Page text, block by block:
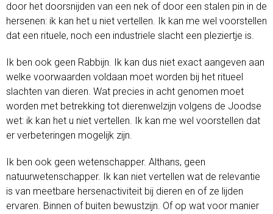
door het doorsnijden van een nek of door een stalen pin in de
hersenen: ik kan het u niet vertellen. Ik kan me wel voorstellen
dat een rituele, noch een industriele slacht een pleziertje is.
Ik ben ook geen Rabbijn. Ik kan dus niet exact aangeven aan
welke voorwaarden voldaan moet worden bij het ritueel
slachten van dieren. Wat precies in acht genomen moet
worden met betrekking tot dierenwelzijn volgens de Joodse
wet: ik kan het u niet vertellen. Ik kan me wel voorstellen dat
er verbeteringen mogelijk zijn.
Ik ben ook geen wetenschapper. Althans, geen
natuurwetenschapper. Ik kan niet vertellen wat de relevantie
is van meetbare hersenactiviteit bij dieren en of ze lijden
ervaren. Binnen of buiten bewustzijn. Of op wat voor manier